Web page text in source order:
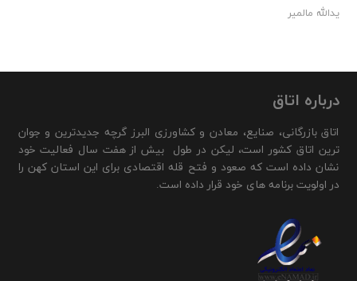
یدالله مالمیر
درباره اتاق
اتاق بازرگانی، صنایع، معادن و کشاورزی البرز گرچه جدیدترین و جوان
ترین اتاق کشور است، لیکن در طول بیش از هفت سال فعالیت خود
نشان داده است که صعود و فتح قله اقتصادی برای این استان کهن را
در اولویت برنامه های خود قرار داده است.